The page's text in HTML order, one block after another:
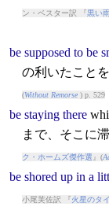
ン・ベスター訳 『黒い
be supposed to be
の利いたこと
(Without Remorse) p. 529
be staying there
まで、そこに
ク・ホームズ傑作選 』(
be shored up in a
小尾芙佐訳 『火星のタ